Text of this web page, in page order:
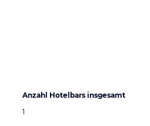
Anzahl Hotelbars insgesamt
1